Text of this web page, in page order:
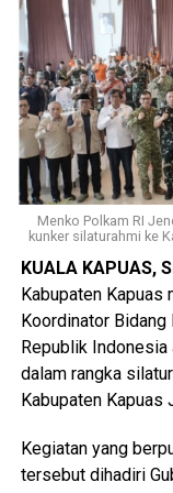
“Malam kejadian
berkumpul
menonton
mendatangi barak
korban,” katanya.
Nah saat pintu
menggedor
sambil merusak
pertengkaran.
Tak lama
satu liter BBM
barang milik korban
memicu kobaran
Akibat kebakaran
bakar, yakni Rah
Menko Polkam RI
kunker silaturahmi ke
KUALA KAPUAS,
Kabupaten Kapuas
Koordinator
Republik Indonesia
dalam rangka
Kabupaten
Kegiatan yang
tersebut dihadiri